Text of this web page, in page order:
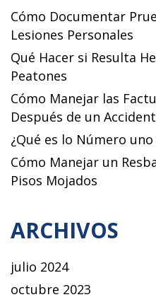
Cómo Documentar
Lesiones Personales
Qué Hacer si Resulta
Peatones
Cómo Manejar las
Después de un
¿Qué es lo Número uno
Cómo Manejar un
Pisos Mojados
ARCHIVOS
julio 2024
octubre 2023